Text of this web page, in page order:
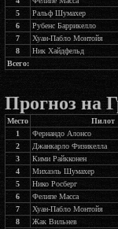
5
Ральф Шумахер
6
Рубенс Баррикелло
7
Хуан-Пабло Монтойя
8
Ник Хайдфельд
Всего:
Прогноз на
Место Пилот
1
Фернандо Алонсо
2
Джанкарло Физикелла
3
Кими Райкконен
4
Михаэль Шумахер
5
Нико Росберг
6
Фелипе Масса
7
Хуан-Пабло Монтойя
8
Жак Вильнев